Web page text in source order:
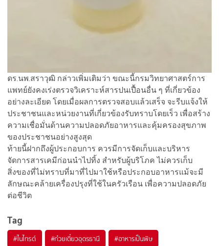
ดร.นพ.สราวุฒิ กล่าวเพิ่มเติมว่า ขณะนี้กรมวิทยาศาสตร์การ
แพทย์ยังคงเร่งตรวจวิเคราะห์สารปนเปื้อนอื่น ๆ ที่เกี่ยวข้อง
อย่างละเอียด โดยเมื่อผลการตรวจสอบแล้วเสร็จ จะรีบแจ้งให้
ประชาชนและหน่วยงานที่เกี่ยวข้องรับทราบโดยเร็ว เพื่อสร้าง
ความเชื่อมั่นด้านความปลอดภัยอาหารและคุ้มครองสุขภาพ
ของประชาชนอย่างสูงสุด
ท้ายนี้ฝากถึงผู้ประกอบการ ควรมีการจัดเก็บและบริหาร
จัดการสารเคมีก่อนนำไปทิ้ง สำหรับผู้บริโภค ไม่ควรเก็บ
สิ่งของที่ไม่ทราบที่มาที่ไปมาใช้หรือประกอบอาหารแม้จะมี
ลักษณะคล้ายเครื่องปรุงที่ใช้ในครัวเรือน เพื่อความปลอดภัย
ต่อชีวิต
Tag
#ไนไทรต์ #ก๋วยเตี๋ยวอุดรธานี #อาหารเป็นพิษ